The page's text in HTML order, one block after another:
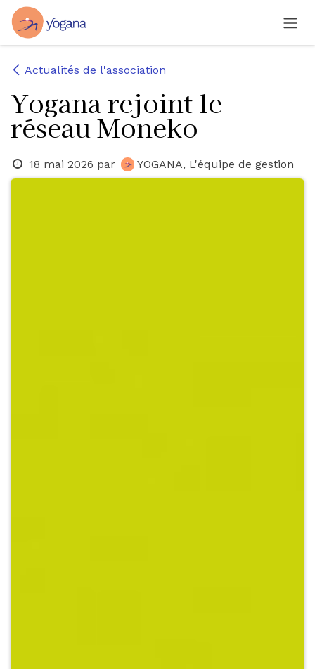
Se rendre au contenu
Actualités de l'association
Yogana rejoint le
réseau Moneko
18 mai 2026 par YOGANA, L'équipe de gestion